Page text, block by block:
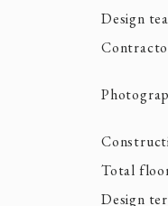
Design
Total
Design